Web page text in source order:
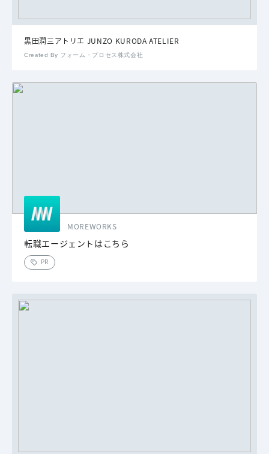
黒田潤三アトリエ JUNZO KURODA ATELIER
Created By フォーム・プロセス株式会社
MOREWORKS
転職エージェントはこちら
PR